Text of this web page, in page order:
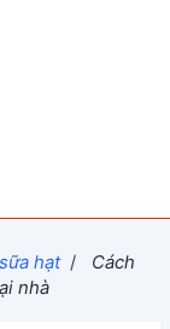
hạt /
Cách
nhà